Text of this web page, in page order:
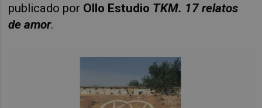
publicado por Ollo Estudio TKM. 17 relatos
de amor.